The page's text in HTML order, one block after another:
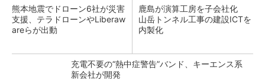
熊本地震でドローン6社が災害
支援、テラドローンやLiberaw
areらが出動
鹿島が演算工房を子会社化
山岳トンネル工事の建設ICTを
内製化
充電不要の“熱中症警告”バンド、キーエンス系
新会社が開発